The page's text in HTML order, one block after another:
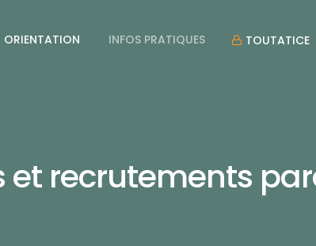
ORIENTATION INFOS PRATIQUES TOUTATICE
et recrutements